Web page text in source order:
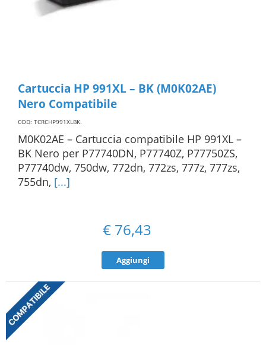
Cartuccia HP 991XL – BK (M0K02AE)
Nero Compatibile
COD: TCRCHP991XLBK.
M0K02AE – Cartuccia compatibile HP 991XL –
BK Nero per P77740DN, P77740Z, P77750ZS,
P77740dw, 750dw, 772dn, 772zs, 777z, 777zs,
755dn, [...]
€ 76,43
Aggiungi